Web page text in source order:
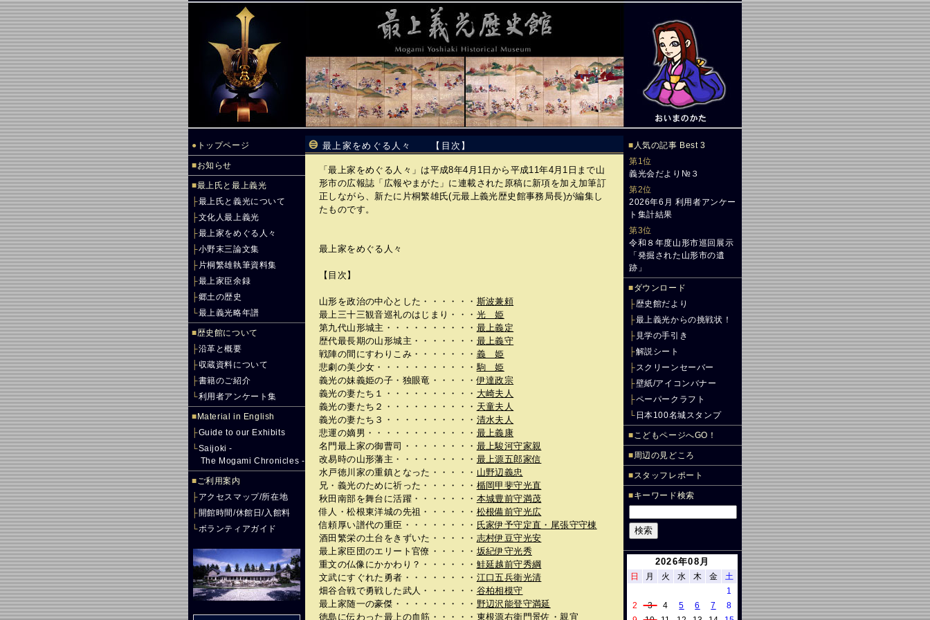
● トップページ
■お知らせ
■最上氏と最上義光
├最上氏と義光について
├文化人最上義光
├最上家をめぐる人々
├小野末三論文集
├ 片桐繁雄執筆資料集
├最上家臣余録
├郷土の歴史
└最上義光略年譜
■歴史館について
├沿革と概要
├収蔵資料について
├書籍のご紹介
└利用者アンケート集
■ Material in English
├Guide to our Exhibits
└Saijoki -
The Mogami Chronicles -
■ご利用案内
├アクセスマップ/所在地
├開館時間/休館日/入館料
└ボランティアガイド
最上家をめぐる人々 【目次】
「最上家をめぐる人々」は平成8年4月1日から平成11年4月1日まで山
形市の広報誌「広報やまがた」に連載された原稿に新項を加え加筆訂
正しながら、新たに片桐繁雄氏(元最上義光歴史館事務局長)が編集し
たものです。
最上家をめぐる人々
【目次】
山形を政治の中心とした・・・・・・ 斯波兼頼
最上三十三観音巡礼のはじまり・・・ 光 姫
第九代山形城主・・・・・・・・・・ 最上義定
歴代最長期の山形城主・・・・・・・ 最上義守
戦陣の間にすわりこみ・・・・・・・ 義 姫
悲劇の美少女・・・・・・・・・・・駒 姫
義光の妹義姫の子・独眼竜・・・・・伊達政宗
義光の妻たち１・・・・・・・・・・ 大崎夫人
義光の妻たち２・・・・・・・・・・ 天童夫人
義光の妻たち３・・・・・・・・・・ 清水夫人
悲運の嫡男・・・・・・・・・・・・ 最上義康
名門最上家の御曹司・・・・・・・・ 最上駿河守家親
改易時の山形藩主・・・・・・・・・ 最上源五郎家信
水戸徳川家の重鎮となった・・・・・ 山野辺義忠
兄・義光のために祈った・・・・・・ 楯岡甲斐守光直
秋田南部を舞台に活躍・・・・・・・ 本城豊前守満茂
俳人・松根東洋城の先祖・・・・・・ 松根備前守光広
信頼厚い譜代の重臣・・・・・・・・ 氏家伊予守定直・尾張守守棟
酒田繁栄の土台をきずいた・・・・・ 志村伊豆守光安
最上家臣団のエリート官僚・・・・・ 坂紀伊守光秀
重文の仏像にかかわり？・・・・・・ 鮭延越前守秀綱
文武にすぐれた勇者・・・・・・・・ 江口五兵衛光清
畑谷合戦で勇戦した武人・・・・・・ 谷柏相模守
最上家随一の豪傑・・・・・・・・・ 野辺沢能登守満延
徳島に伝わった最上の血筋・・・・・ 東根源右衛門景佐・親宜
■ 人気の記事 Best 3
第1位
義光会だより№３
第2位
2026年6月 利用者アンケー
ト集計結果
第3位
令和８年度山形市巡回展示
「発掘された山形市の遺
跡」
■ダウンロード
├歴史館だより
├最上義光からの挑戦状！
├ 見学の手引き
├解説シート
├スクリーンセーバー
├壁紙/アイコンバナー
├ペーパークラフト
└ 日本100名城スタンプ
■こどもページへGO！
■周辺の見どころ
■スタッフレポート
■キーワード検索
2026年08月
日 月 火 水 木 金
土
1
2
3 4 5 6 7
8